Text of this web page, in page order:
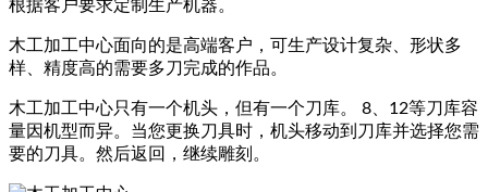
根据客户要求定制生产机器。
木工加工中心面向的是高端客户，可生产设计复杂、形状多
样、精度高的需要多刀完成的作品。
木工加工中心只有一个机头，但有一个刀库。 8、12等刀库容
量因机型而异。当您更换刀具时，机头移动到刀库并选择您需
要的刀具。然后返回，继续雕刻。